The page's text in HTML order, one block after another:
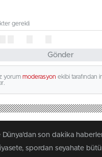
Gönder
gerekli
yorum moderasyon ekibi tarafından
son dakika
spordan seyahate